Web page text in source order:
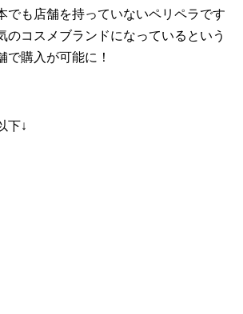
でも店舗を持っていないペリペラです
のコスメブランドになっているという
で購入が可能に！
下↓